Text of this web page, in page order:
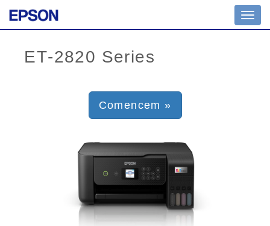
Comencem »